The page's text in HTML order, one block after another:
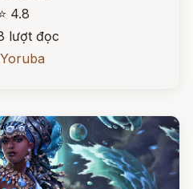
4.8
lượt đọc